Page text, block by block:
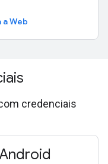
Web
credenciais